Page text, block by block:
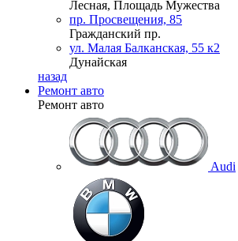
Лесная, Площадь Мужества
пр. Просвещения, 85
Гражданский пр.
ул. Малая Балканская, 55 к2
Дунайская
назад
Ремонт авто
Ремонт авто
Audi